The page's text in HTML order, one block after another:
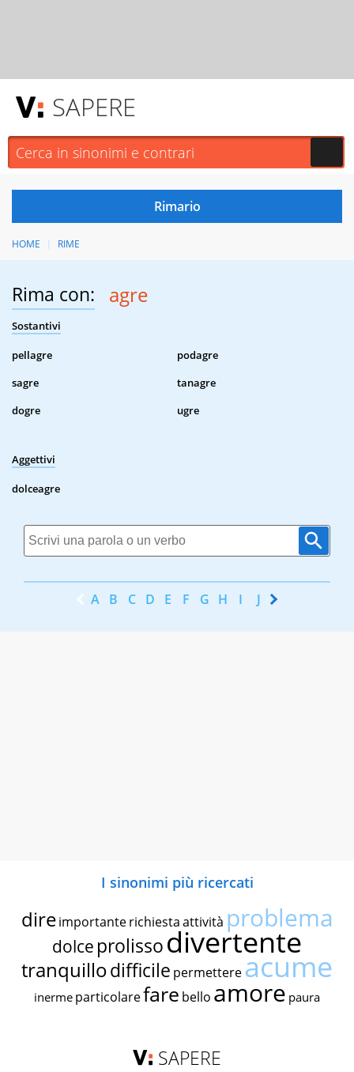
SAPERE
HOME RIME
Rima con: agre
Sostantivi
pellagre
podagre
sagre
tanagre
dogre
ugre
Aggettivi
dolceagre
A B C D E F G H I J K
I sinonimi più ricercati
dire importante richiestaattività problema
dolce prolissodivertente
tranquillodifficile permettereacume
inerme particolarefare bello amore paura
SAPERE